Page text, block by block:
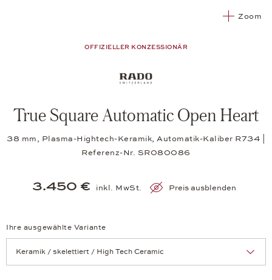
Zoom
OFFIZIELLER KONZESSIONÄR
True Square Automatic Open Heart
38 mm, Plasma-Hightech-Keramik, Automatik-Kaliber R734 |
Referenz-Nr. SR080086
3.450 € inkl. MwSt. Preis ausblenden
Ihre ausgewählte Variante